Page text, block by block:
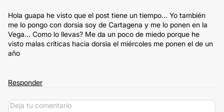
Hola guapa he visto que el post tiene un tiempo... Yo también
me lo pongo con dorsia soy de Cartagena y me lo ponen en la
Vega... Como lo llevas? Me da un poco de miedo porque he
visto malas críticas hacia dorsia el miércoles me ponen el de un
año
Responder